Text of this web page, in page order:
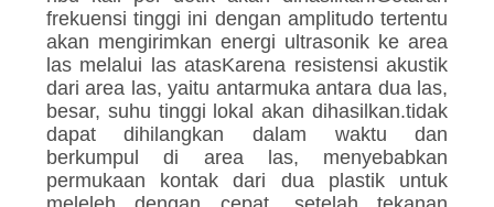
frekuensi tinggi ini dengan amplitudo tertentu
akan mengirimkan energi ultrasonik ke area
las melalui las atasKarena resistensi akustik
dari area las, yaitu antarmuka antara dua las,
besar, suhu tinggi lokal akan dihasilkan.tidak
dapat dihilangkan dalam waktu dan
berkumpul di area las, menyebabkan
permukaan kontak dari dua plastik untuk